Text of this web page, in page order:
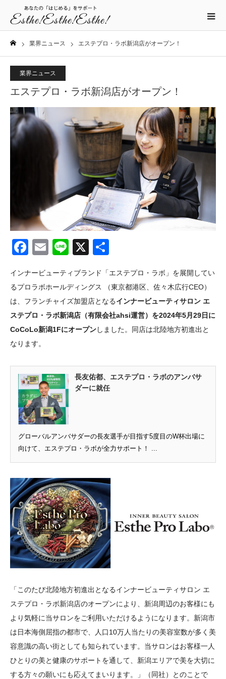
業界ニュース エステプロ・ラボ新潟店がオープン！
業界ニュース
エステプロ・ラボ新潟店がオープン！
Facebook
EmailLine
X
インナービューティブランド「エステプロ・ラボ」を展開してい
るプロラボホールディングス （東京都港区、佐々木広行CEO）
は、フランチャイズ加盟店となるインナービューティサロン エ
ステプロ・ラボ新潟店（有限会社ahsi運営）を2024年5月29日に
CoCoLo新潟1Fにオープンしました。同店は北陸地方初進出と
なります。
長友佑都、エステプロ・ラボのアンバサ
ダーに就任
グローバルアンバサダーの長友選手が目指す5度目のW杯出場に
向けて、エステプロ・ラボが全力サポート！ ...
「このたび北陸地方初進出となるインナービューティサロン エ
ステプロ・ラボ新潟店のオープンにより、新潟周辺のお客様にも
より気軽に当サロンをご利用いただけるようになります。新潟市
は日本海側屈指の都市で、人口10万人当たりの美容室数が多く美
容意識の高い街としても知られています。当サロンはお客様一人
ひとりの美と健康のサポートを通して、新潟エリアで美を大切に
する方々の願いにも応えてまいります。」（同社）とのことで